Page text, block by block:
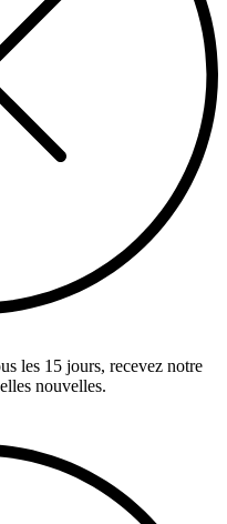
les 15 jours, recevez notre
nouvelles.